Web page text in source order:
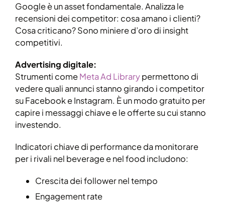
Google è un asset fondamentale. Analizza le
recensioni dei competitor: cosa amano i clienti?
Cosa criticano? Sono miniere d’oro di insight
competitivi.
Advertising digitale:
Strumenti comeMeta Ad Librarypermettono di
vedere quali annunci stanno girando i competitor
su Facebook e Instagram. È un modo gratuito per
capire i messaggi chiave e le offerte su cui stanno
investendo.
Indicatori chiave di performance da monitorare
per i rivali nel beverage e nel food includono:
Crescita dei follower nel tempo
Engagement rate